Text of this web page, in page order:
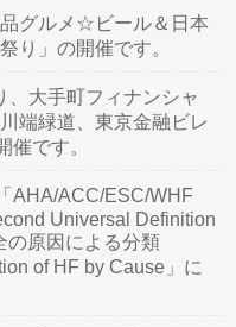
グルメ☆ビール＆日本
り」の開催です。
、大手町フィナンシャ
端緑道、東京金融ビレ
催です。
AHA/ACC/ESC/WHF
Universal Definition
の原因による分類
of HF by Cause」に